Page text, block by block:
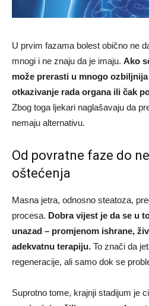
U prvim fazama bolest obično ne
mnogi i ne znaju da je imaju. Ako
može prerasti u mnogo
otkazivanje rada organa ili čak
Zbog toga ljekari naglašavaju da
nemaju alternativu.
Od povratne faze do
oštećenja
Masna jetra, odnosno steatoza,
procesa. Dobra vijest je da se u
unazad – promjenom ishrane,
adekvatnu terapiju. To znači da
regeneracije, ali samo dok se
Suprotno tome, krajnji stadijum je